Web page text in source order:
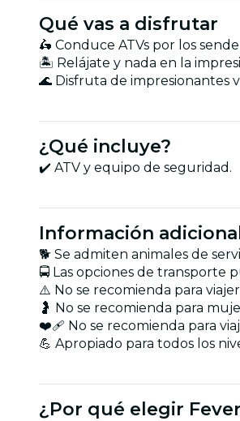
Qué vas a disfrutar
🛵 Conduce ATVs por los
🏝️ Relájate y nada en la
🌊 Disfruta de impresionantes
¿Qué incluye?
✔️ ATV y equipo de seguridad.
Información adicional
🐕 Se admiten animales de
🚍 Las opciones de transporte
⚠️ No se recomienda para
🤰 No se recomienda para
❤️‍🩹 No se recomienda para
💪 Apropiado para todos los
¿Por qué elegir